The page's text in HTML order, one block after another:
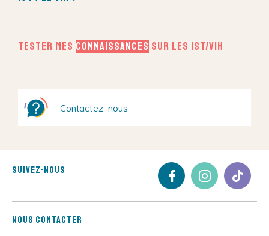
Tester mes connaissances sur les IST/VIH
Contactez-nous
Suivez-nous
Nous contacter